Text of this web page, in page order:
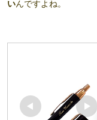
いんですよね。